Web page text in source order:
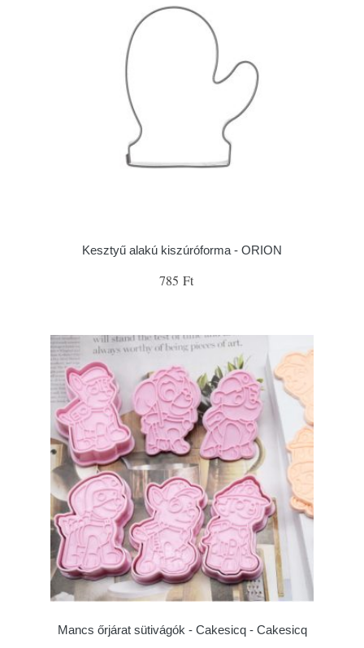
Kesztyű alakú kiszúróforma - ORION
785 Ft
Mancs őrjárat sütivágók - Cakesicq - Cakesicq